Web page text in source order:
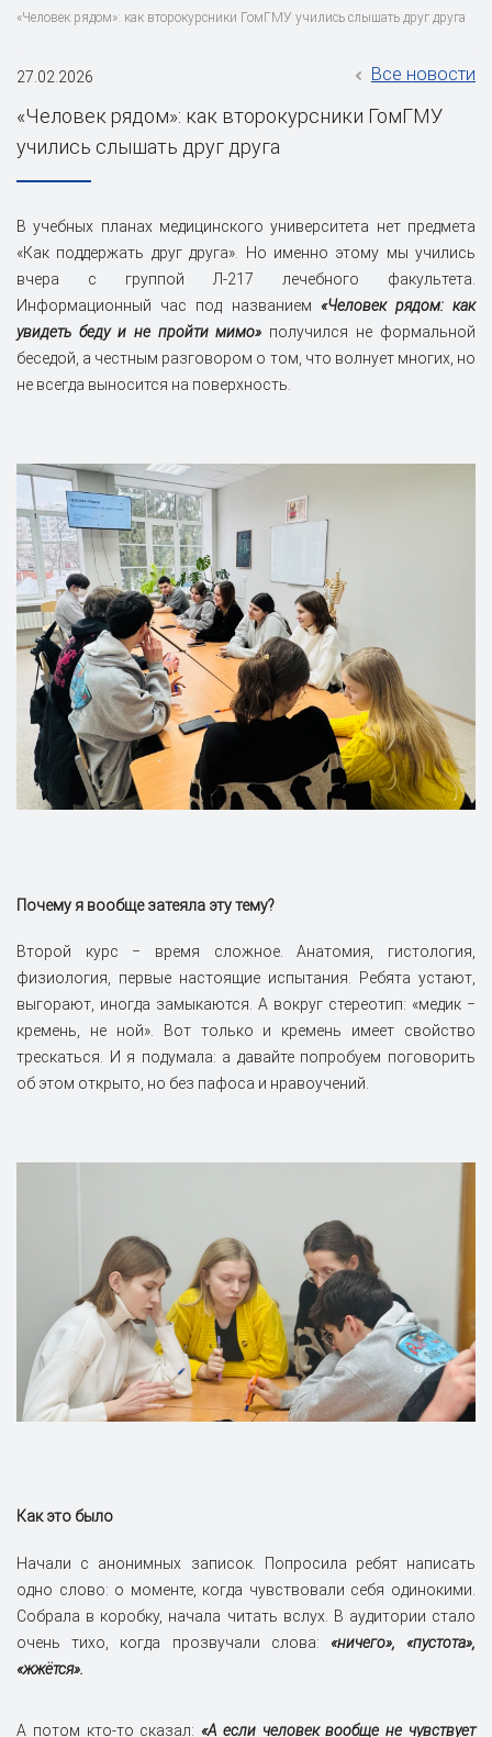
«Человек рядом»: как второкурсники ГомГМУ учились слышать друг друга
27.02.2026 Все новости
«Человек рядом»: как второкурсники ГомГМУ
учились слышать друг друга
В учебных планах медицинского университета нет предмета
«Как поддержать друг друга». Но именно этому мы учились
вчера с группой Л-217 лечебного факультета.
Информационный час под названием «Человек рядом: как
увидеть беду и не пройти мимо» получился не формальной
беседой, а честным разговором о том, что волнует многих, но
не всегда выносится на поверхность.
Почему я вообще затеяла эту тему?
Второй курс ‒ время сложное. Анатомия, гистология,
физиология, первые настоящие испытания. Ребята устают,
выгорают, иногда замыкаются. А вокруг стереотип: «медик ‒
кремень, не ной». Вот только и кремень имеет свойство
трескаться. И я подумала: а давайте попробуем поговорить
об этом открыто, но без пафоса и нравоучений.
Как это было
Начали с анонимных записок. Попросила ребят написать
одно слово: о моменте, когда чувствовали себя одинокими.
Собрала в коробку, начала читать вслух. В аудитории стало
очень тихо, когда прозвучали слова: «ничего», «пустота»,
«жжётся».
А потом кто‑то сказал:«А если человек вообще не чувствует